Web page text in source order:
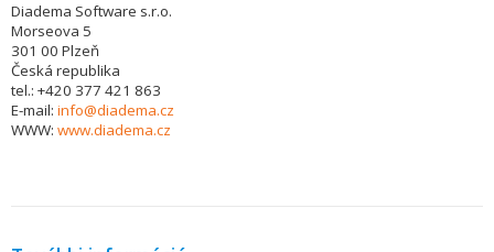
Diadema Software s.r.o.
Morseova 5
301 00 Plzeň
Česká republika
tel.: +420 377 421 863
E-mail: info@diadema.cz
WWW: www.diadema.cz